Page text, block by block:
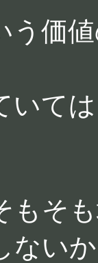
う価
いて
もそ
ないか